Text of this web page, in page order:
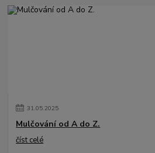
31.05.2025
Mulčování od A do Z.
číst celé